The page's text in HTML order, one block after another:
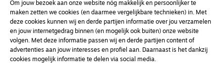
MagazineOnderweg
Kvk-nummer 33277063
NL46 INGB 0117 5827 86
Om jouw bezoek aan onze website nóg makkelijk en persoonlijker te
maken zetten we cookies (en daarmee vergelijkbare technieken) in. Met
deze cookies kunnen wij en derde partijen informatie over jou verzamelen
en jouw internetgedrag binnen (en mogelijk ook buiten) onze website
volgen. Met deze informatie passen wij en derde partijen content of
advertenties aan jouw interesses en profiel aan. Daarnaast is het dankzij
cookies mogelijk informatie te delen via social media.